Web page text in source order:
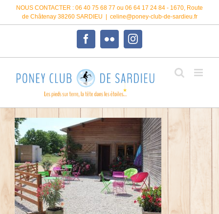
Passer
contenu
NOUS CONTACTER : 06 40 75 68 77 ou 06 64 17 24 84 - 1670, Route
de Châtenay 38260 SARDIEU
celine@poney-club-de-sardieu.fr
FacebookFlickrInstagram